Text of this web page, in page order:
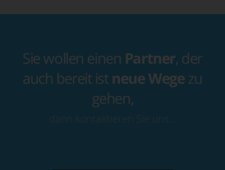
Sie wollen einen Partner, der
auch bereit ist neue Wegezu
gehen,
dann kontaktieren Sie uns…